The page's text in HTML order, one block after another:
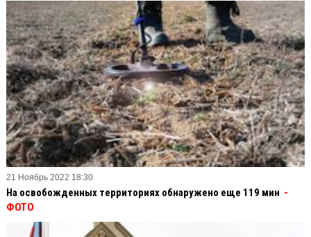
21 Ноябрь 2022 18:30
На освобожденных территориях обнаружено еще 119 мин -
ФОТО